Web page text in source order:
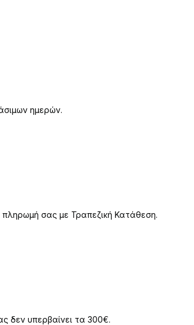
ημερών.
σας με Τραπεζική Κατάθεση.
δεν υπερβαίνει τα 300€.